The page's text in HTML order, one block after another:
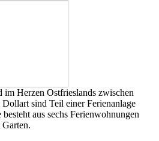
Herzen Ostfrieslands zwischen
sind Teil einer Ferienanlage
aus sechs Ferienwohnungen